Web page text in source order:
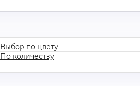
Выбор по цвету
По количеству